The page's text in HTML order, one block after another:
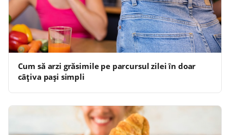
Cum să arzi grăsimile pe parcursul zilei în doar
câțiva pași simpli